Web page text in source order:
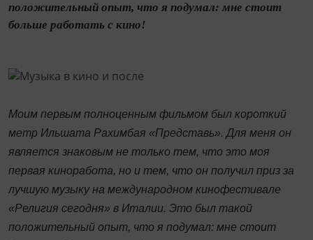
положительный опыт, что я подумал: мне стоит
больше работать с кино!
Моим первым полноценным фильмом был короткий
метр Ильшата Рахимбая «Представь». Для меня он
является знаковым не только тем, что это моя
первая киноработа, но и тем, что он получил приз за
лучшую музыку на международном кинофестивале
«Религия сегодня» в Италии. Это был такой
положительный опыт, что я подумал: мне стоит